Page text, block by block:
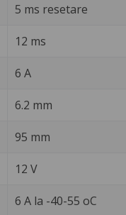
5 ms resetare
12 ms
6 A
6.2 mm
95 mm
12 V
6 A la -40-55 oC